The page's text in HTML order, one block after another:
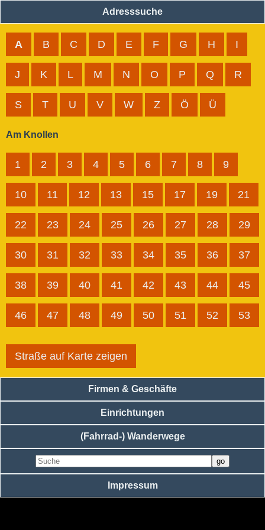
Adresssuche
A B C D E F G H I
J K L M N O P Q R
S T U V W Z Ö Ü
Am Knollen
1 2 3 4 5 6 7 8 9
10 11 12 13 15 17 19 21
22 23 24 25 26 27 28 29
30 31 32 33 34 35 36 37
38 39 40 41 42 43 44 45
46 47 48 49 50 51 52 53
Straße auf Karte zeigen
Firmen & Geschäfte
Einrichtungen
(Fahrrad-) Wanderwege
Impressum